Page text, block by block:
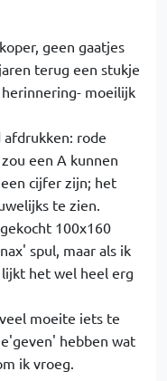
geen gaatjes
terug een stukje
moeilijk
afdrukken: rode
een A kunnen
cijfer zijn; het
te zien.
100x160
spul, maar als ik
het wel heel erg
moeite iets te
hebben wat
ik vroeg.